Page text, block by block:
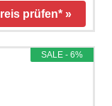
prüfen* »
SALE - 6%